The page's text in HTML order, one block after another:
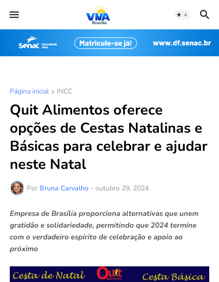
Página inicial INCC
Quit Alimentos oferece
opções de Cestas Natalinas e
Básicas para celebrar e ajudar
neste Natal
Por Bruna Carvalho - outubro 29, 2024
Empresa de Brasília proporciona alternativas que unem
gratidão e solidariedade, permitindo que 2024 termine
com o verdadeiro espírito de celebração e apoio ao
próximo